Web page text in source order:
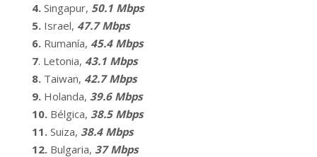
4.Singapur, 50.1 Mbps
5.Israel, 47.7 Mbps
6.Rumanía, 45.4 Mbps
7. Letonia, 43.1 Mbps
8.Taiwan, 42.7 Mbps
9.Holanda, 39.6 Mbps
10.Bélgica, 38.5 Mbps
11.Suiza, 38.4 Mbps
12.Bulgaria, 37 Mbps